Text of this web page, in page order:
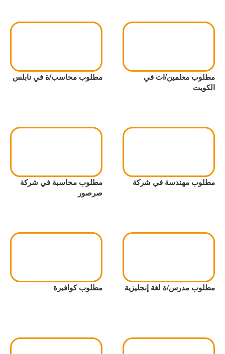
مطلوب معلمين/ات في
الكويت
مطلوب محاسب/ة في نابلس
مطلوب مهندسة في شركة
مطلوب محاسبة في شركة
صرصور
مطلوب مدرس/ة لغة إنجليزية مطلوب كوافيرة